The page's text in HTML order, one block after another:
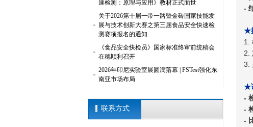
速检测：原理与应用》教材正式面世
关于2026第十届一带一路暨金砖国家技能发
展与技术创新大赛之第三届食品安全快速检
测赛项报名的通知
《食品安全快检员》国家标准终审前统稿会
在穗顺利召开
2026年印尼实验室展圆满落幕 | FSTest强化东
南亚市场布局
联系方式
-
★
1.
2.
3.
★
-
-
-